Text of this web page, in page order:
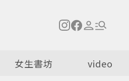
女生書坊 video